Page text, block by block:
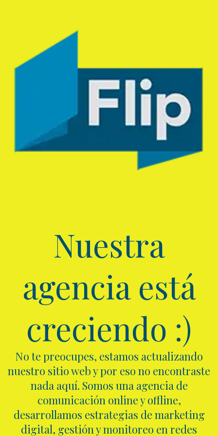
Nuestra
agencia está
creciendo :)
No te preocupes, estamos actualizando
nuestro sitio web y por eso no encontraste
nada aquí. Somos una agencia de
comunicación online y offline,
desarrollamos estrategias de marketing
digital, gestión y monitoreo en redes